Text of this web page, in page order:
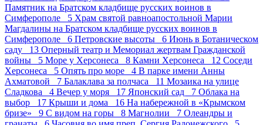
Памятник на Братском кладбище русских воинов в
Симферополе 5 Храм святой равноапостольной Марии
Магдалины на Братском кладбище русских воинов в
Симферополе 6 Петровские высоты 6 Июнь в Ботаническом
саду 13 Оперный театр и Мемориал жертвам Гражданской
войны 5 Море у Херсонеса 8 Камни Херсонеса 12 Соседи
Херсонеса 5 Опять про море 4 В парке имени Анны
Ахматовой 7 Балаклава за полчаса 11 Мозаика на улице
Сладкова 4 Вечер у моря 17 Японский сад 7 Облака на
выбор 17 Крыши и дома 16 На набережной в «Крымском
бризе» 9 С видом на горы 8 Магнолии 7 Олеандры и